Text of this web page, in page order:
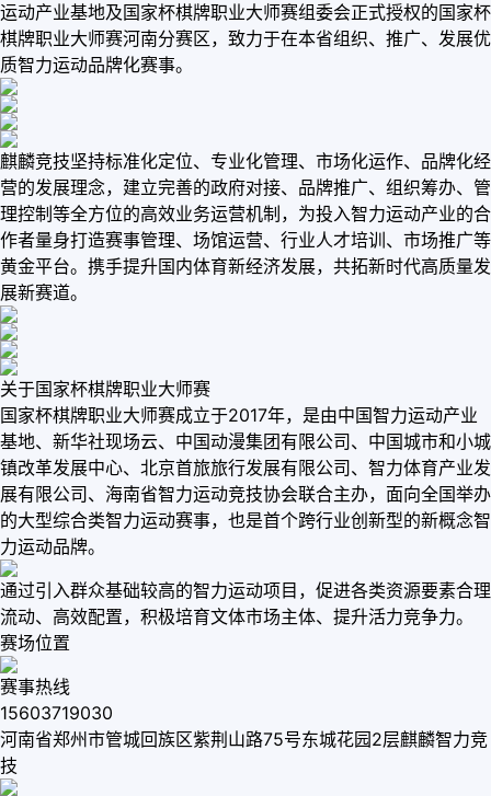
运动产业基地及国家杯棋牌职业大师赛组委会正式授权的国家杯
棋牌职业大师赛河南分赛区，致力于在本省组织、推广、发展优
质智力运动品牌化赛事。
麒麟竞技坚持标准化定位、专业化管理、市场化运作、品牌化经
营的发展理念，建立完善的政府对接、品牌推广、组织筹办、管
理控制等全方位的高效业务运营机制，为投入智力运动产业的合
作者量身打造赛事管理、场馆运营、行业人才培训、市场推广等
黄金平台。携手提升国内体育新经济发展，共拓新时代高质量发
展新赛道。
关于国家杯棋牌职业大师赛
国家杯棋牌职业大师赛成立于2017年，是由中国智力运动产业
基地、新华社现场云、中国动漫集团有限公司、中国城市和小城
镇改革发展中心、北京首旅旅行发展有限公司、智力体育产业发
展有限公司、海南省智力运动竞技协会联合主办，面向全国举办
的大型综合类智力运动赛事，也是首个跨行业创新型的新概念智
力运动品牌。
通过引入群众基础较高的智力运动项目，促进各类资源要素合理
流动、高效配置，积极培育文体市场主体、提升活力竞争力。
赛场位置
赛事热线
15603719030
河南省郑州市管城回族区紫荆山路75号东城花园2层麒麟智力竞
技